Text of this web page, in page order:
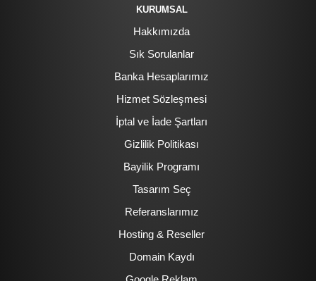
KURUMSAL
Hakkımızda
Sık Sorulanlar
Banka Hesaplarımız
Hizmet Sözleşmesi
İptal ve İade Şartları
Gizlilik Politikası
Bayilik Programı
Tasarım Seç
Referanslarımız
Hosting & Reseller
Domain Kaydı